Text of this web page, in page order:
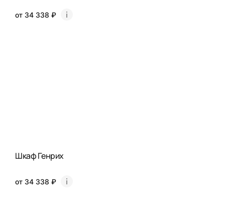
от 34 338 ₽
Шкаф Генрих
от 34 338 ₽